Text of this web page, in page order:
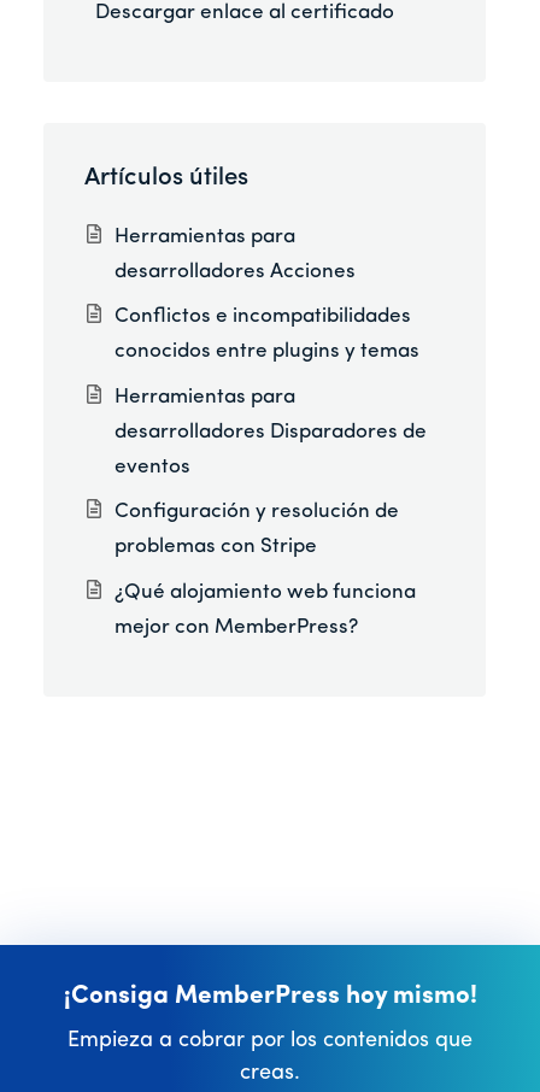
Descargar enlace al certificado
Artículos útiles
Herramientas para
desarrolladores Acciones
Conflictos e incompatibilidades
conocidos entre plugins y temas
Herramientas para
desarrolladores Disparadores de
eventos
Configuración y resolución de
problemas con Stripe
¿Qué alojamiento web funciona
mejor con MemberPress?
¡Consiga MemberPress hoy mismo!
Empieza a cobrar por los contenidos que
creas.